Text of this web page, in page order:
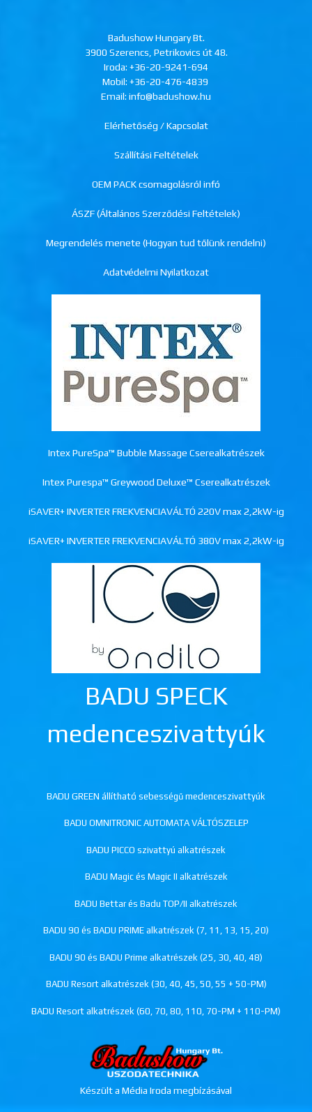
Badushow Hungary Bt.
3900 Szerencs, Petrikovics út 48.
Iroda: +36-20-9241-694
Mobil: +36-20-476-4839
Email: info@badushow.hu
Elérhetőség / Kapcsolat
Szállítási Feltételek
OEM PACK csomagolásról infó
ÁSZF (Általános Szerződési Feltételek)
Megrendelés menete (Hogyan tud tőlünk rendelni)
Adatvédelmi Nyilatkozat
Intex PureSpa™ Bubble Massage Cserealkatrészek
Intex Purespa™ Greywood Deluxe™ Cserealkatrészek
iSAVER+ INVERTER FREKVENCIAVÁLTÓ 220V max 2,2kW-ig
iSAVER+ INVERTER FREKVENCIAVÁLTÓ 380V max 2,2kW-ig
BADU SPECK
medenceszivattyúk
BADU GREEN állítható sebességű medenceszivattyúk
BADU OMNITRONIC AUTOMATA VÁLTÓSZELEP
BADU PICCO szivattyú alkatrészek
BADU Magic és Magic II alkatrészek
BADU Bettar és Badu TOP/II alkatrészek
BADU 90 és BADU PRIME alkatrészek (7, 11, 13, 15, 20)
BADU 90 és BADU Prime alkatrészek (25, 30, 40, 48)
BADU Resort alkatrészek (30, 40, 45, 50, 55 + 50-PM)
BADU Resort alkatrészek (60, 70, 80, 110, 70-PM + 110-PM)
Készült a Média Iroda megbízásával